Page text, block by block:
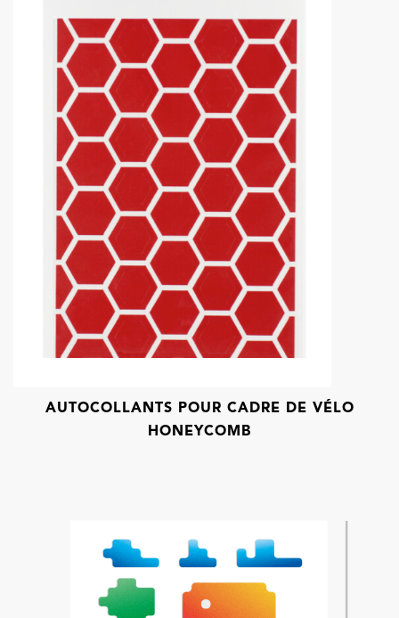
AUTOCOLLANTS POUR CADRE DE VÉLO
HONEYCOMB